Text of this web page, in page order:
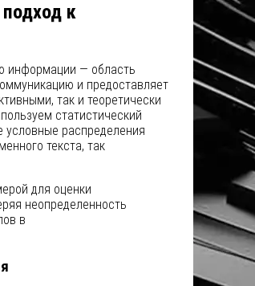
к
информации — область
и предоставляет
так и теоретически
статистический
условные распределения
текста, так
для оценки
неопределенность
в